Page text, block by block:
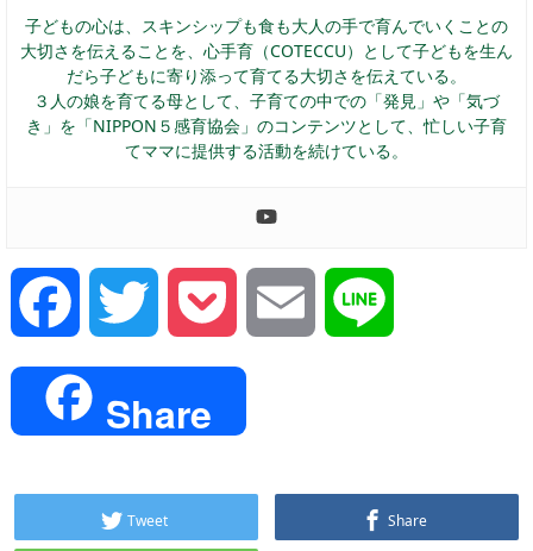
子どもの心は、スキンシップも食も大人の手で育んでいくことの
大切さを伝えることを、心手育（COTECCU）として子どもを生ん
だら子どもに寄り添って育てる大切さを伝えている。
３人の娘を育てる母として、子育ての中での「発見」や「気づ
き」を「NIPPON５感育協会」のコンテンツとして、忙しい子育
てママに提供する活動を続けている。
Facebook Twitter Pocket Email
Share
Tweet Share